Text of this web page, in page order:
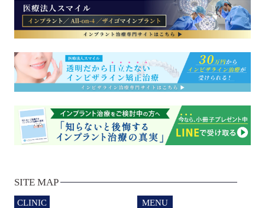
SITE MAP
CLINIC MENU